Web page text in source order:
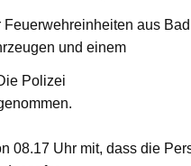
Feuerwehreinheiten aus
und einem
Polizei
08.17 Uhr mit, dass die